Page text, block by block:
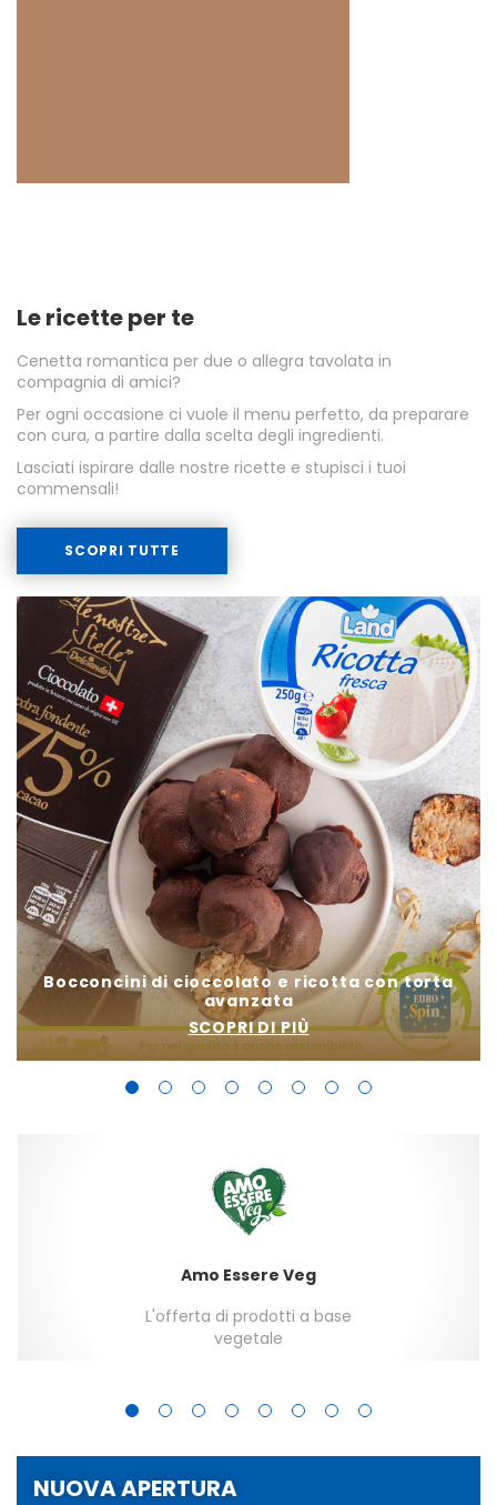
Le ricette per te
Cenetta romantica per due o allegra tavolata in
compagnia di amici?
Per ogni occasione ci vuole il menu perfetto, da preparare
con cura, a partire dalla scelta degli ingredienti.
Lasciati ispirare dalle nostre ricette e stupisci i tuoi
commensali!
SCOPRI TUTTE
Bocconcini di cioccolato e ricotta con torta
avanzata
SCOPRI DI PIÙ
Amo Essere Veg
L'offerta di prodotti a base
vegetale
NUOVA APERTURA